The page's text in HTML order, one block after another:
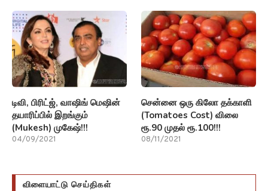
டிவி, பிரிட்ஜ், வாஷிங் மெஷின்
தயாரிப்பில் இறங்கும்
(Mukesh) முகேஷ்!!!
04/09/2021
சென்னை ஒரு கிலோ தக்காளி
(Tomatoes Cost) விலை
ரூ.90 முதல் ரூ.100!!!
08/11/2021
விளையாட்டு செய்திகள்